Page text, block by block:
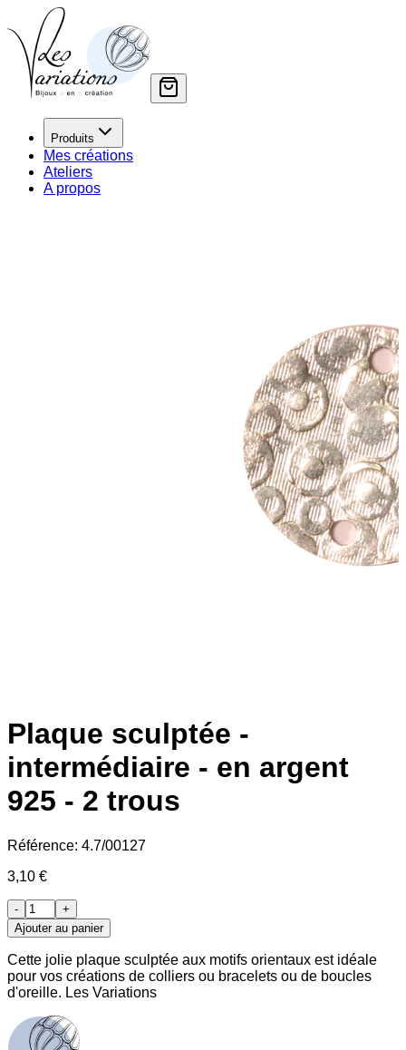
Produits
Mes créations
Ateliers
A propos
Plaque sculptée -
intermédiaire - en argent
925 - 2 trous
Référence: 4.7/00127
3,10 €
-
+
Ajouter au panier
Cette jolie plaque sculptée aux motifs orientaux est idéale
pour vos créations de colliers ou bracelets ou de boucles
d'oreille. Les Variations